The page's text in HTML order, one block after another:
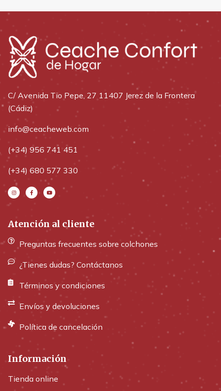
C/ Avenida Tio Pepe, 27 11407 Jerez de la Frontera
(Cádiz)
info@ceacheweb.com
(+34) 956 741 451
(+34) 680 577 330
Atención al cliente
Preguntas frecuentes sobre colchones
¿Tienes dudas? Contáctanos
Términos y condiciones
Envíos y devoluciones
Política de cancelación
Información
Tienda online